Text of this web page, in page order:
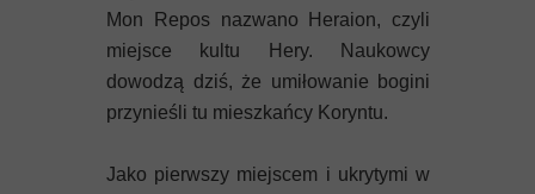
Mon Repos nazwano Heraion, czyli
miejsce kultu Hery. Naukowcy
dowodzą dziś, że umiłowanie bogini
przynieśli tu mieszkańcy Koryntu.
Jako pierwszy miejscem i ukrytymi w